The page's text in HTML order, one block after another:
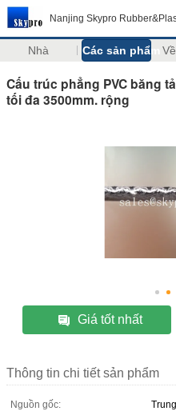
Nanjing Skypro
Nhà Các sản phẩm
Cấu trúc phẳng PVC băng
tối đa 3500mm. rộng
Giá tốt nhất
Thông tin chi tiết sản phẩm
Nguồn gốc: